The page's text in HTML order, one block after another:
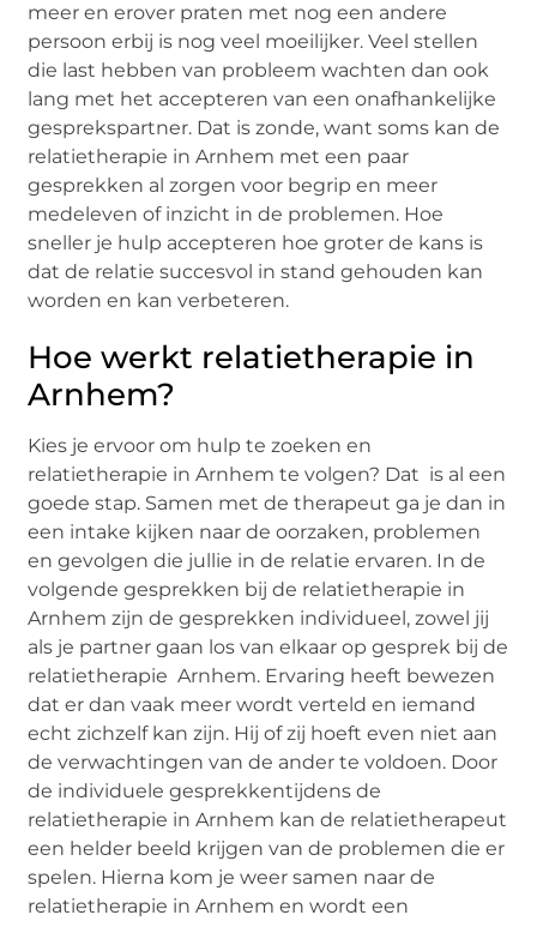
meer en erover praten met nog een andere
persoon erbij is nog veel moeilijker. Veel stellen
die last hebben van probleem wachten dan ook
lang met het accepteren van een onafhankelijke
gesprekspartner. Dat is zonde, want soms kan de
relatietherapie in Arnhem met een paar
gesprekken al zorgen voor begrip en meer
medeleven of inzicht in de problemen. Hoe
sneller je hulp accepteren hoe groter de kans is
dat de relatie succesvol in stand gehouden kan
worden en kan verbeteren.
Hoe werkt relatietherapie in
Arnhem?
Kies je ervoor om hulp te zoeken en
relatietherapie in Arnhem te volgen? Dat is al een
goede stap. Samen met de therapeut ga je dan in
een intake kijken naar de oorzaken, problemen
en gevolgen die jullie in de relatie ervaren. In de
volgende gesprekken bij de relatietherapie in
Arnhem zijn de gesprekken individueel, zowel jij
als je partner gaan los van elkaar op gesprek bij de
relatietherapie Arnhem. Ervaring heeft bewezen
dat er dan vaak meer wordt verteld en iemand
echt zichzelf kan zijn. Hij of zij hoeft even niet aan
de verwachtingen van de ander te voldoen. Door
de individuele gesprekkentijdens de
relatietherapie in Arnhem kan de relatietherapeut
een helder beeld krijgen van de problemen die er
spelen. Hierna kom je weer samen naar de
relatietherapie in Arnhem en wordt een